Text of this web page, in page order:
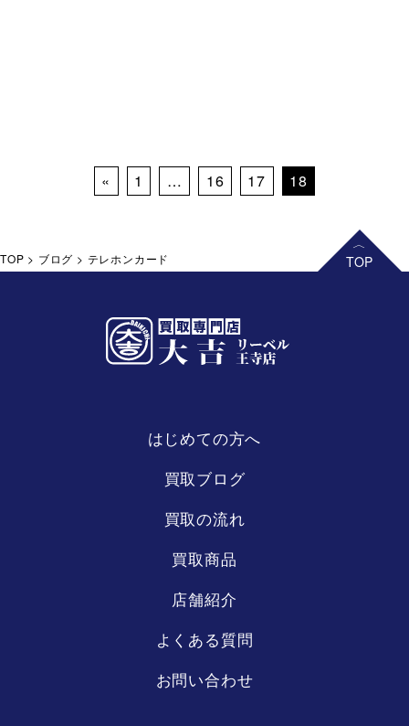
Posts navigation
« 1 … 16 17 18
TOP > ブログ > テレホンカード
リーベル
王寺店
はじめての方へ
買取ブログ
買取の流れ
買取商品
店舗紹介
よくある質問
お問い合わせ